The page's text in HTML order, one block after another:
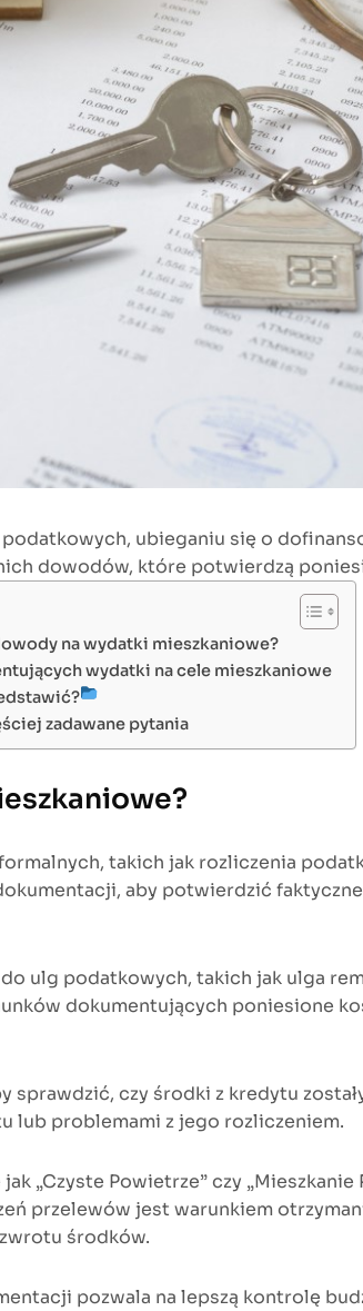
ubieganiu się o
dowodów, które potwierdzą
na wydatki mieszkaniowe?
wydatki na cele mieszkaniowe
zadawane pytania
takich jak rozliczenia
aby potwierdzić
ulg podatkowych, takich jak ulga
dokumentujących poniesione
sprawdzić, czy środki z kredytu
lub problemami z jego rozliczeniem.
„Czyste Powietrze” czy
przelewów jest warunkiem
środków.
pozwala na lepszą kontrolę